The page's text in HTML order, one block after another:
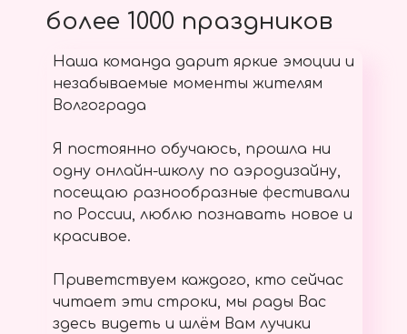
более 1000 праздников
Наша команда дарит яркие эмоции и
незабываемые моменты жителям
Волгограда
Я постоянно обучаюсь, прошла ни
одну онлайн-школу по аэродизайну,
посещаю разнообразные фестивали
по России, люблю познавать новое и
красивое.
Приветствуем каждого, кто сейчас
читает эти строки, мы рады Вас
здесь видеть и шлём Вам лучики